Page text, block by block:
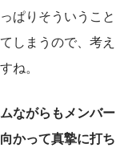
ぱりそういうこと
しまうので、考え
ね。
ながらもメンバー
かって真摯に打ち